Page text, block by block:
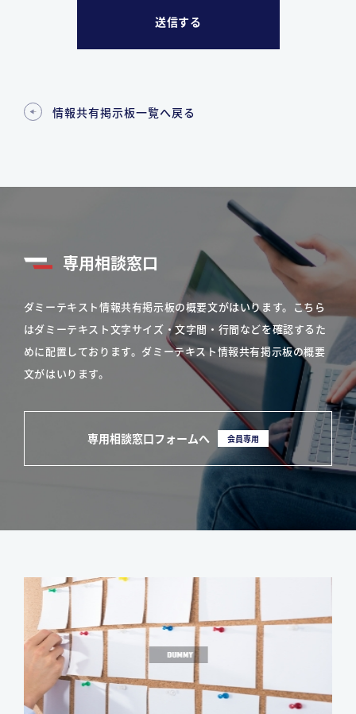
情報共有掲示板一覧へ戻る
専用相談窓口
ダミーテキスト情報共有掲示板の概要文がはいります。こちら
はダミーテキスト文字サイズ・文字間・行間などを確認するた
めに配置しております。ダミーテキスト情報共有掲示板の概要
文がはいります。
専用相談窓口フォームへ 会員専用